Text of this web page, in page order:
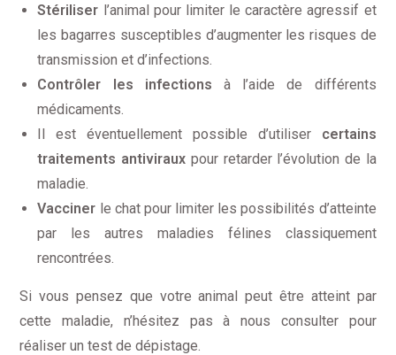
Stériliser l’animal pour limiter le caractère agressif et
les bagarres susceptibles d’augmenter les risques de
transmission et d’infections.
Contrôler les infections à l’aide de différents
médicaments.
Il est éventuellement possible d’utiliser certains
traitements antiviraux pour retarder l’évolution de la
maladie.
Vacciner le chat pour limiter les possibilités d’atteinte
par les autres maladies félines classiquement
rencontrées.
Si vous pensez que votre animal peut être atteint par
cette maladie, n’hésitez pas à nous consulter pour
réaliser un test de dépistage.